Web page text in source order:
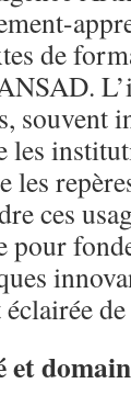
de
souvent
les
les
ces
pour
éclairée
et